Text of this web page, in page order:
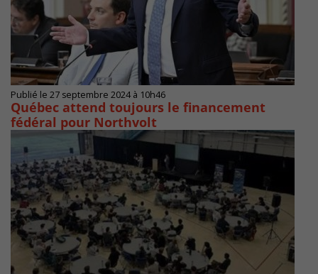
Publié le 27 septembre 2024 à 10h46
Québec attend toujours le financement
fédéral pour Northvolt